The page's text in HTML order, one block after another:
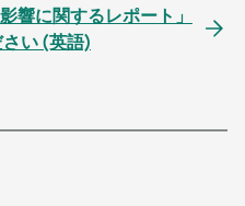
響に関するレポート」
い (英語)